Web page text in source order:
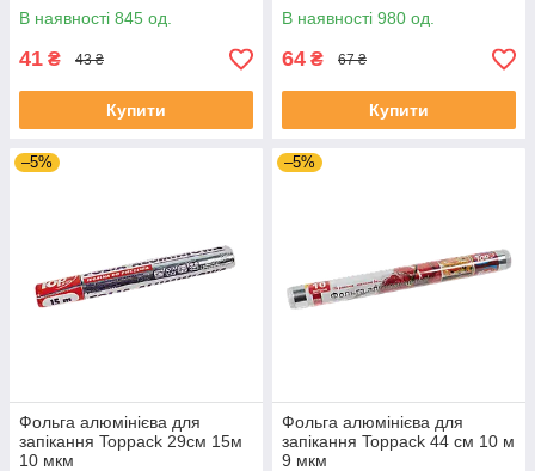
В наявності 845 од.
41 ₴ 43 ₴
Купити
В наявності 980 од.
64 ₴ 67 ₴
Купити
–5%
Фольга алюмінієва для
запікання Toppack 29см 15м
10 мкм
–5%
Фольга алюмінієва для
запікання Toppack 44 см 10 м
9 мкм